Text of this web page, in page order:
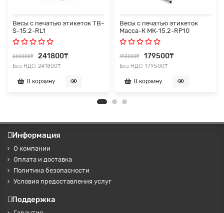
Весы с печатью этикеток TB-
S-15.2-RL1
260000₸ 241800₸
Без НДС: 241800₸
В корзину
Весы с печатью этикеток
Масса-К МК-15.2-RP10
193000₸ 179500₸
Без НДС: 179500₸
В корзину
Информация
О компании
Оплата и доставка
Политика безопасности
Условия предоставления услуг
Поддержка